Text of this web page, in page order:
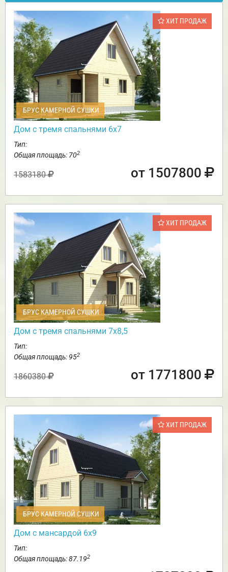
ХИТ ПРОДАЖ
БРУС КАМЕРНОЙ СУШКИ
Дом с тремя спальнями 6х7
Тип:
Общая площадь: 702
1583180 от 1507800
ХИТ ПРОДАЖ
БРУС КАМЕРНОЙ СУШКИ
Дом с тремя спальнями 7х8,5
Тип:
Общая площадь: 952
1860380 от 1771800
ХИТ ПРОДАЖ
БРУС КАМЕРНОЙ СУШКИ
Дом с мансардой 6х9
Тип:
Общая площадь: 87.192